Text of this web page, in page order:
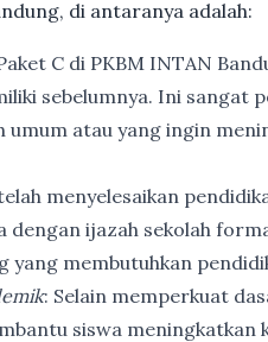
di antaranya adalah:
C di PKBM INTAN
sebelumnya. Ini sangat
umum atau yang ingin
menyelesaikan
dengan ijazah sekolah
yang membutuhkan
: Selain memperkuat
siswa meningkatkan